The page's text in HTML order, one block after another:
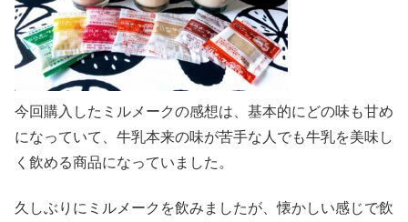
今回購入したミルメークの感想は、基本的にどの味も甘め
になっていて、牛乳本来の味が苦手な人でも牛乳を美味し
く飲める商品になっていました。
久しぶりにミルメークを飲みましたが、懐かしい感じで飲